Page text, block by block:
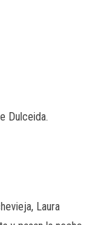
Dulceida.
Laura